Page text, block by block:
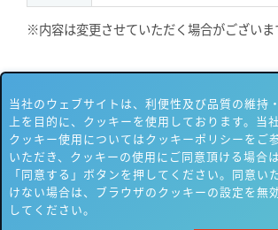
※内容は変更させていただく場合がございま
お申し込みは締め切りいた
当社のウェブサイトは、利便性及び品質の維持
上を目的に、クッキーを使用しております。当
クッキー使用についてはクッキーポリシーをご
いただき、クッキーの使用にご同意頂ける場合は
「同意する」ボタンを押してください。同意い
けない場合は、ブラウザのクッキーの設定を無
してください。